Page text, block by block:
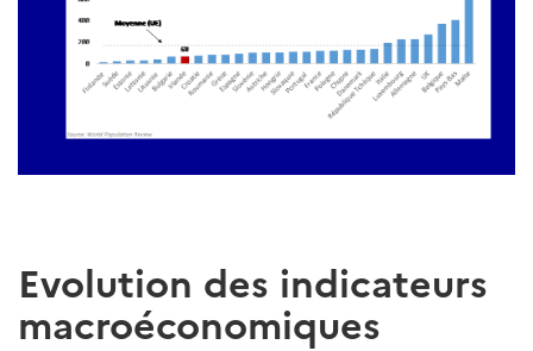
Evolution des indicateurs
macroéconomiques